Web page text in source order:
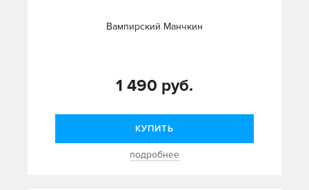
Вампирский Манчкин
1 490 руб.
КУПИТЬ
подробнее